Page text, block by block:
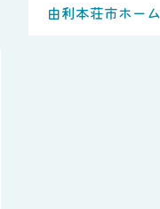
由利本荘市ホー